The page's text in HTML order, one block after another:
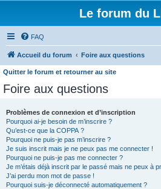
Le forum du
FAQ
Accueil du forum Foire aux questions
Quitter le forum et retourner au site
Foire aux questions
Problèmes de connexion et d’inscription
Pourquoi ai-je besoin de m’inscrire ?
Qu’est-ce que la COPPA ?
Pourquoi ne puis-je pas m’inscrire ?
Je suis inscrit mais je ne peux pas me connecter !
Pourquoi ne puis-je pas me connecter ?
Je m’étais déjà inscrit par le passé mais ne peux à
J’ai perdu mon mot de passe !
Pourquoi suis-je déconnecté automatiquement ?